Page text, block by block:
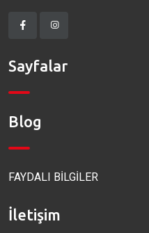
Sayfalar
Blog
FAYDALI BİLGİLER
İletişim